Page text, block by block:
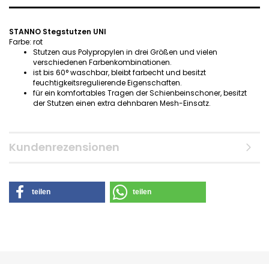
STANNO Stegstutzen UNI
Farbe: rot
Stutzen aus Polypropylen in drei Größen und vielen
verschiedenen Farbenkombinationen.
ist bis 60° waschbar, bleibt farbecht und besitzt
feuchtigkeitsregulierende Eigenschaften.
für ein komfortables Tragen der Schienbeinschoner, besitzt
der Stutzen einen extra dehnbaren Mesh-Einsatz.
Kundenrezensionen
teilen teilen